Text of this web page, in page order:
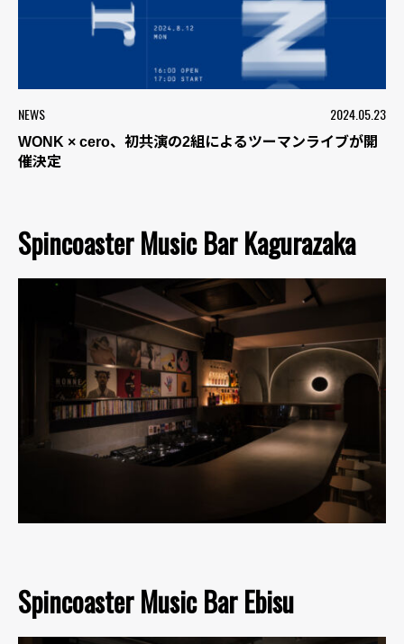
NEWS 2024.05.23
WONK × cero、初共演の2組によるツーマンライブが開
催決定
Spincoaster Music Bar Kagurazaka
Spincoaster Music Bar Ebisu